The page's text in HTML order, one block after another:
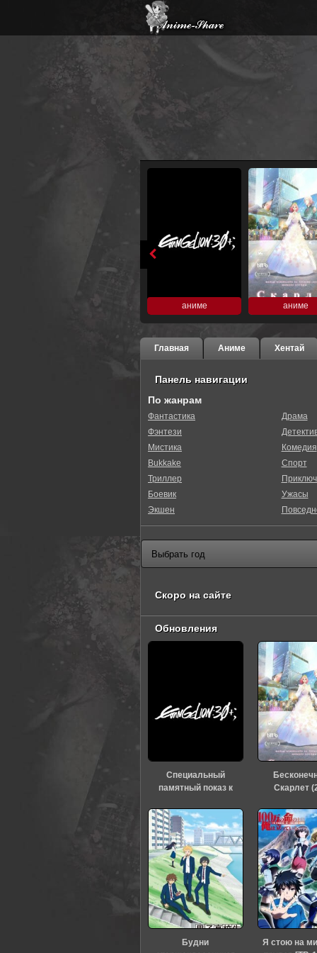
аниме аниме
Главная Аниме Хентай
Панель навигации
По жанрам
Фантастика
Фэнтези
Мистика
Bukkake
Триллер
Боевик
Экшен
Драма
Комедия
Спорт
Ужасы
Скоро на сайте
Обновления
Специальный
памятный показ к
«Евангелиона» (2026)
Скарлет
Будни
Я стою на